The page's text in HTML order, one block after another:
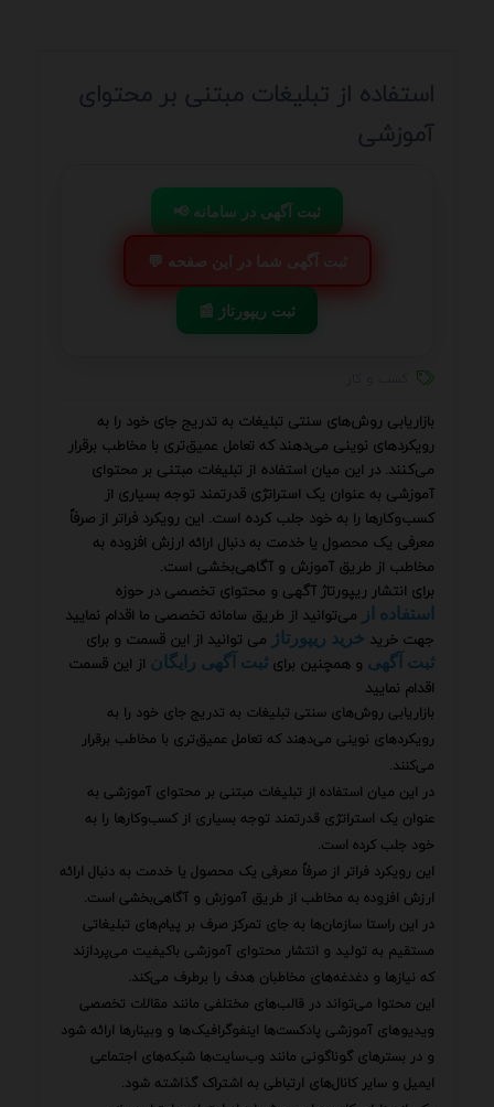
استفاده از تبلیغات مبتنی بر محتوای
آموزشی
📢 ثبت آگهی در سامانه
💬 ثبت آگهی شما در این صفحه
📰 ثبت ریپورتاژ
بازاریابی روش‌های سنتی تبلیغات به تدریج جای خود را به
رویکردهای نوینی می‌دهند که تعامل عمیق‌تری با مخاطب برقرار
می‌کنند. در این میان استفاده از تبلیغات مبتنی بر محتوای
آموزشی به عنوان یک استراتژی قدرتمند توجه بسیاری از
کسب‌وکارها را به خود جلب کرده است. این رویکرد فراتر از صرفاً
معرفی یک محصول یا خدمت به دنبال ارائه ارزش افزوده به
مخاطب از طریق آموزش و آگاهی‌بخشی است.
برای انتشار ریپورتاژ آگهی و محتوای تخصصی در حوزه
استفاده از می‌توانید از طریق سامانه تخصصی ما اقدام نمایید
جهت خرید خرید ریپورتاژ می توانید از این قسمت و برای
ثبت آگهی و همچنین برای ثبت آگهی رایگان از این قسمت
اقدام نمایید
بازاریابی روش‌های سنتی تبلیغات به تدریج جای خود را به
رویکردهای نوینی می‌دهند که تعامل عمیق‌تری با مخاطب برقرار
می‌کنند.
در این میان استفاده از تبلیغات مبتنی بر محتوای آموزشی به
عنوان یک استراتژی قدرتمند توجه بسیاری از کسب‌وکارها را به
خود جلب کرده است.
این رویکرد فراتر از صرفاً معرفی یک محصول یا خدمت به دنبال ارائه
ارزش افزوده به مخاطب از طریق آموزش و آگاهی‌بخشی است.
در این راستا سازمان‌ها به جای تمرکز صرف بر پیام‌های تبلیغاتی
مستقیم به تولید و انتشار محتوای آموزشی باکیفیت می‌پردازند
که نیازها و دغدغه‌های مخاطبان هدف را برطرف می‌کند.
این محتوا می‌تواند در قالب‌های مختلفی مانند مقالات تخصصی
ویدیوهای آموزشی پادکست‌ها اینفوگرافیک‌ها و وبینارها ارائه شود
و در بسترهای گوناگونی مانند وب‌سایت‌ها شبکه‌های اجتماعی
ایمیل و سایر کانال‌های ارتباطی به اشتراک گذاشته شود.